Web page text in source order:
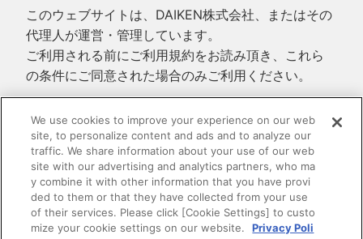
このウェブサイトは、DAIKEN株式会社、またはその
代理人が運営・管理しています。
ご利用される前にご利用規約をお読み頂き、これら
の条件にご同意された場合のみご利用ください。
ご利用規約
プライバシーポリシー
特定商取引法に基づく表示
We use cookies to improve your experience on our web
site, to personalize content and ads and to analyze our
traffic. We share information about your use of our web
site with our advertising and analytics partners, who ma
y combine it with other information that you have provi
ded to them or that they have collected from your use
of their services. Please click [Cookie Settings] to custo
mize your cookie settings on our website.
Privacy Poli